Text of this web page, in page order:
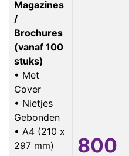
Magazines
/
Brochures
(vanaf 100
stuks)
• Met
Cover
• Nietjes
Gebonden
• A4 (210 x
297 mm)
800